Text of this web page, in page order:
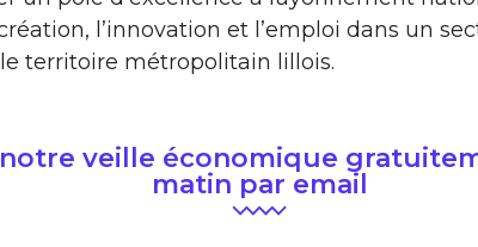
l’innovation et l’emploi dans un
territoire métropolitain lillois.
notre veille économique
matin par email